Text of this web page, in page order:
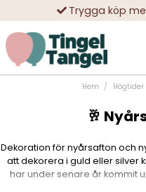
10 000-
Hem Högtider
🥂
Dekoration för nyårsafton och
att dekorera i guld eller silver
har under senare år kommit